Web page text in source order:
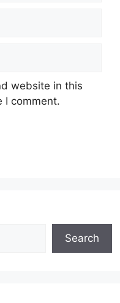
website in this
I comment.
Search